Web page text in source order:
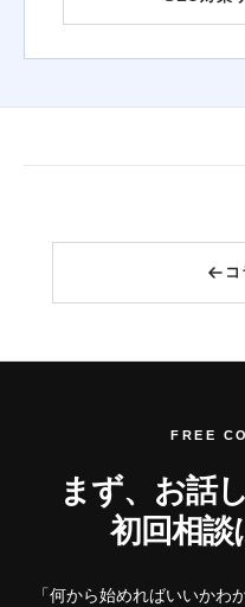
FREE
まず、お話
初回相談
「何から始めればいいかわ